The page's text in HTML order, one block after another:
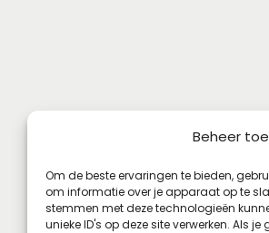
Beheer
Om de beste ervaringen te bieden,
om informatie over je apparaat op te
stemmen met deze technologieën
unieke ID's op deze site verwerken. Als